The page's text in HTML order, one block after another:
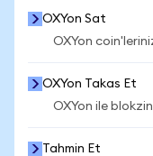
OXYon Sat
OXYon
OXYon Takas Et
OXYon ile
Tahmin Et